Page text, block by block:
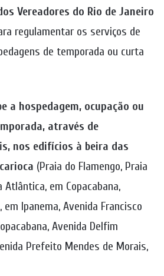
Vereadores do Rio de Janeiro
regulamentar os serviços de
de temporada ou curta
a hospedagem, ocupação ou
através de
nos edifícios à beira das
(Praia do Flamengo, Praia
em Copacabana,
Ipanema, Avenida Francisco
Avenida Delfim
Prefeito Mendes de Morais,